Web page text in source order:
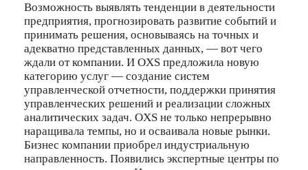
Возможность выявлять тенденции в деятельности
предприятия, прогнозировать развитие событий и
принимать решения, основываясь на точных и
адекватно представленных данных, — вот чего
ждали от компании. И OXS предложила новую
категорию услуг — создание систем
управленческой отчетности, поддержки принятия
управленческих решений и реализации сложных
аналитических задач. OXS не только непрерывно
наращивала темпы, но и осваивала новые рынки.
Бизнес компании приобрел индустриальную
направленность. Появились экспертные центры по